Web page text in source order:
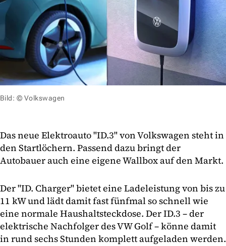
Bild: © Volkswagen
Das neue Elektroauto "ID.3" von Volkswagen steht in
den Startlöchern. Passend dazu bringt der
Autobauer auch eine eigene Wallbox auf den Markt.
Der "ID. Charger" bietet eine Ladeleistung von bis zu
11 kW und lädt damit fast fünfmal so schnell wie
eine normale Haushaltsteckdose. Der ID.3 – der
elektrische Nachfolger des VW Golf – könne damit
in rund sechs Stunden komplett aufgeladen werden.